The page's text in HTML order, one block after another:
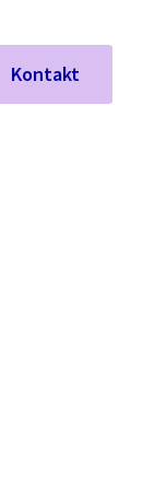
Kontakt